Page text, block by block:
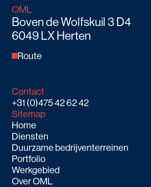
OML
Boven de Wolfskuil 3 D4
6049 LX Herten
Route
Contact
+31 (0)475 42 62 42
Sitemap
Home
Diensten
Duurzame bedrijventerreinen
Portfolio
Werkgebied
Over OML